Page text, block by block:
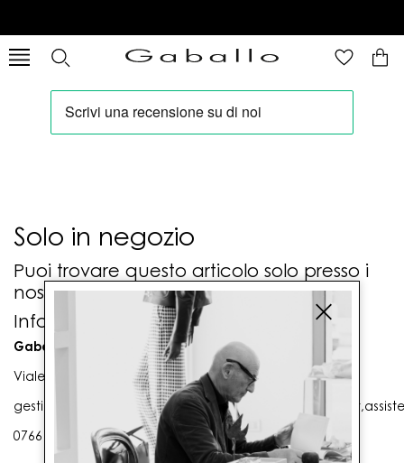
Solo in negozio
Puoi trovare questo articolo solo presso i
nostri punti vendita:
Info contatti
Gaballo Mario srl
Viale G. Matteotti n. 23 00053 Civitavecchia (RM)
0766 25656